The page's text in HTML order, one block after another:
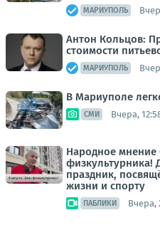
МАРИУПОЛЬ
Антон Кольцов:
стоимости
МАРИУПОЛЬ
В Мариуполе
СМИ Вчера,
Народное мнение
физкультурника!
праздник,
жизни и спорту
ПАБЛИКИ Вчера,